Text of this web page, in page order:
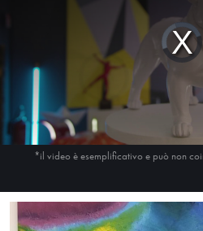
Video
Player
is
loading.
*il video è esemplificativo e può non